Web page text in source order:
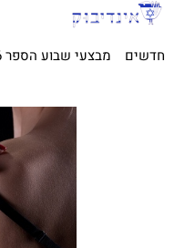
חדשים מבצעי שבוע הספר 2026